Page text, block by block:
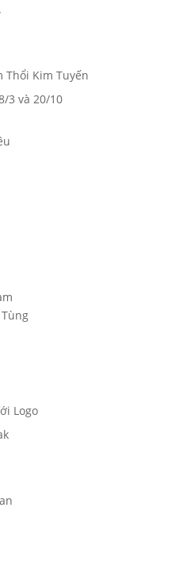
Thổi Kim Tuyến
3 và 20/10
Logo